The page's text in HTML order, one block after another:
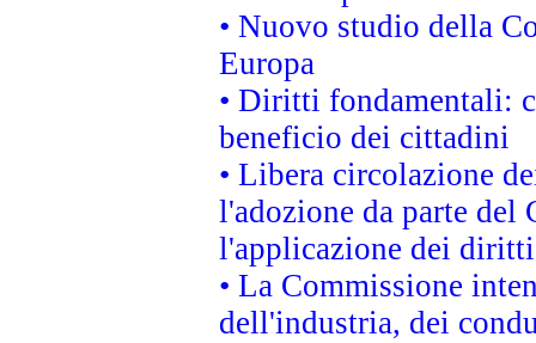
• Nuovo studio della
Europa
• Diritti fondamentali:
beneficio dei cittadini
• Libera circolazione
l'adozione da parte
l'applicazione dei
• La Commissione
dell'industria, dei